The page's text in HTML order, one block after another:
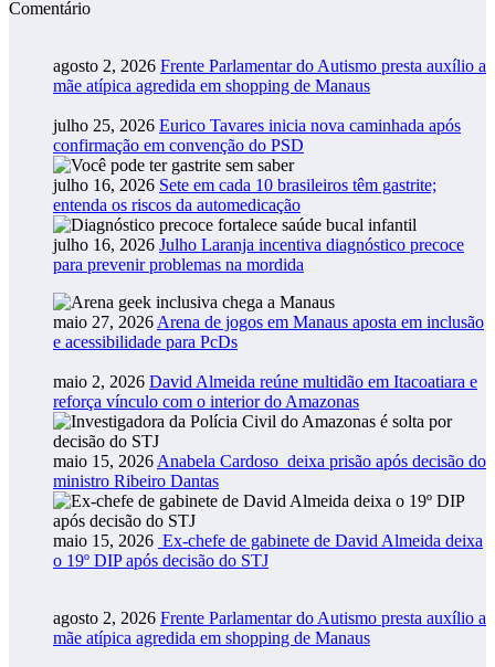
Comentário
agosto 2, 2026 Frente Parlamentar do Autismo presta auxílio a
mãe atípica agredida em shopping de Manaus
julho 25, 2026 Eurico Tavares inicia nova caminhada após
confirmação em convenção do PSD
julho 16, 2026 Sete em cada 10 brasileiros têm gastrite;
entenda os riscos da automedicação
julho 16, 2026 Julho Laranja incentiva diagnóstico precoce
para prevenir problemas na mordida
maio 27, 2026 Arena de jogos em Manaus aposta em inclusão
e acessibilidade para PcDs
maio 2, 2026 David Almeida reúne multidão em Itacoatiara e
reforça vínculo com o interior do Amazonas
maio 15, 2026 Anabela Cardoso deixa prisão após decisão do
ministro Ribeiro Dantas
maio 15, 2026 Ex-chefe de gabinete de David Almeida deixa
o 19º DIP após decisão do STJ
agosto 2, 2026 Frente Parlamentar do Autismo presta auxílio a
mãe atípica agredida em shopping de Manaus